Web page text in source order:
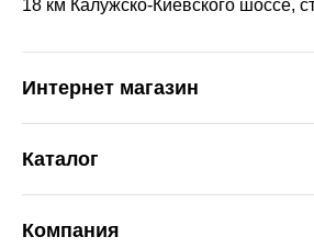
18 км Калужско-Киевского шоссе,
Интернет магазин
Каталог
Компания